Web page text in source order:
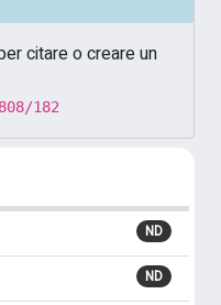
citare o creare un
182
ND
ND